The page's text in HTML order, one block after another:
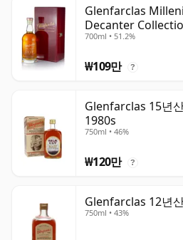
Glenfarclas
Decanter
700ml • 51.2%
₩109만 ?
Glenfarclas 15년
1980s
750ml • 46%
₩120만 ?
Glenfarclas 12년
750ml • 43%